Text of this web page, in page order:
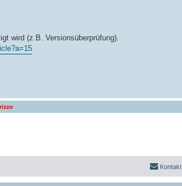
wird (z.B. Versionsüberprüfung).
Kontakt